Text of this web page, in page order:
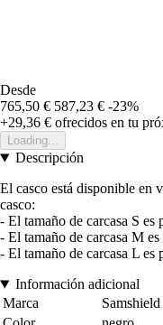
Desde
765,50 € 587,23 € -23%
+29,36 € ofrecidos en tu
Loading...
Descripción
El casco está disponible en
casco:
- El tamaño de carcasa S es
- El tamaño de carcasa M
- El tamaño de carcasa L es
Información adicional
Marca
Samshield